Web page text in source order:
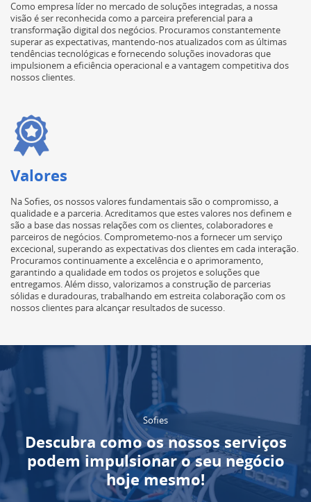
Como empresa líder no mercado de soluções integradas, a nossa
visão é ser reconhecida como a parceira preferencial para a
transformação digital dos negócios. Procuramos constantemente
superar as expectativas, mantendo-nos atualizados com as últimas
tendências tecnológicas e fornecendo soluções inovadoras que
impulsionem a eficiência operacional e a vantagem competitiva dos
nossos clientes.
Valores
Na Sofies, os nossos valores fundamentais são o compromisso, a
qualidade e a parceria. Acreditamos que estes valores nos definem e
são a base das nossas relações com os clientes, colaboradores e
parceiros de negócios. Comprometemo-nos a fornecer um serviço
excecional, superando as expectativas dos clientes em cada interação.
Procuramos continuamente a excelência e o aprimoramento,
garantindo a qualidade em todos os projetos e soluções que
entregamos. Além disso, valorizamos a construção de parcerias
sólidas e duradouras, trabalhando em estreita colaboração com os
nossos clientes para alcançar resultados de sucesso.
Sofies
Descubra como os nossos serviços
podem impulsionar o seu negócio
hoje mesmo!